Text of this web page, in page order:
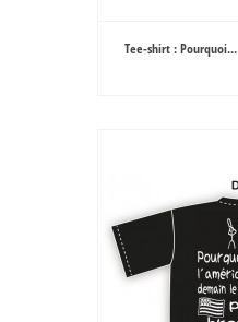
Tee-shirt : Pourquoi...